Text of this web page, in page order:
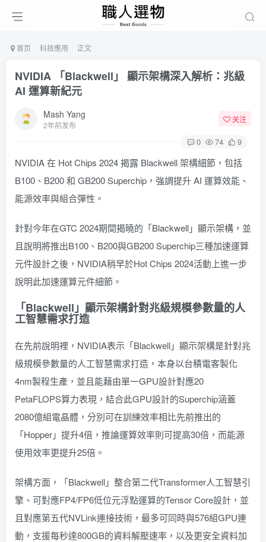
首页 科技應用 正文
NVIDIA 「Blackwell」 顯示架構深入解析：兆級
AI 運算新紀元
Mash Yang
2年前发布
关注
0 74 9
NVIDIA 在 Hot Chips 2024 揭露 Blackwell 架構細節，包括
B100、B200 和 GB200 Superchip，強調提升 AI 運算效能、
能源效率與組合彈性。
針對今年在GTC 2024期間揭曉的 「Blackwell」顯示架構 ，並
且說明將推出B100、B200與GB200 Superchip三種加速運算
元件設計之後，NVIDIA稍早於Hot Chips 2024活動上進一步
說明此加速運算元件細節。
「Blackwell」顯示架構針對兆級規模參數量的人
工智慧需求打造
在先前說明裡，NVIDIA表示「Blackwell」顯示架構是針對兆
級規模參數量的人工智慧需求打造，本身以台積電客製化
4nm製程生產，並且能藉由單一GPU設計對應20
PetaFLOPS算力表現，結合此GPU設計的Superchip涵蓋
2080億組電晶體，分別可在訓練效率相比先前推出的
「Hopper」提升4倍，推論運算效率則可提高30倍，而能源
使用效率更提升25倍。
架構方面，「Blackwell」整合第二代Transformer人工智慧引
擎、可對應FP4/FP6低位元浮點運算的Tensor Core設計，並
且對應第五代NVLink連接技術，最多可同時與576組GPU連
動，支援每秒達800GB的資料解壓速率，以及更安全資料加